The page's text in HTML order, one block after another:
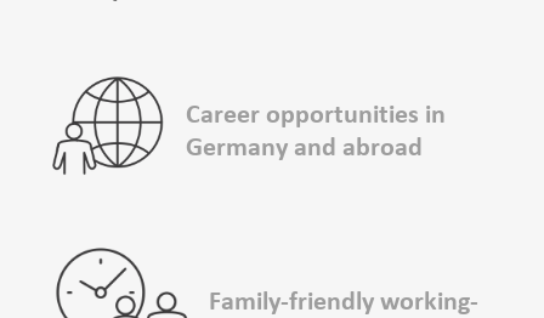
Career ­opportunities in
Germany and abroad
Family-friendly working-